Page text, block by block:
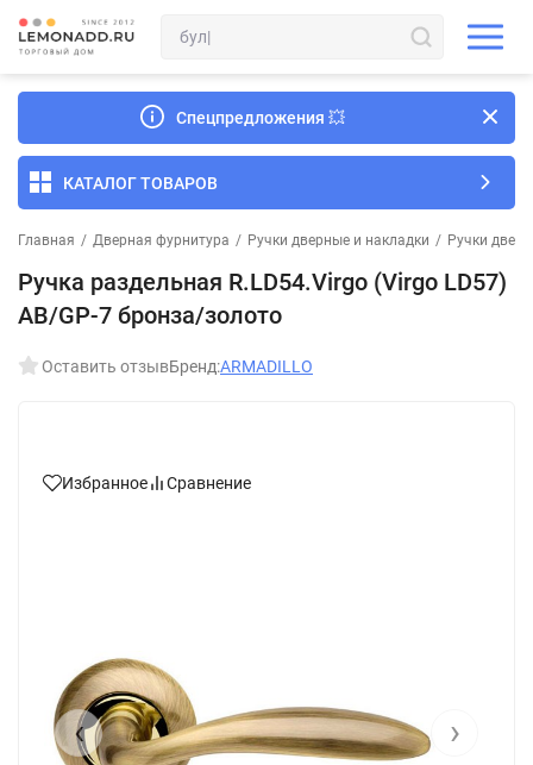
Спецпредложения 💥
КАТАЛОГ ТОВАРОВ
Главная / Дверная фурнитура / Ручки дверные и накладки / Ручки
Ручка раздельная R.LD54.Virgo (Virgo LD57)
AB/GP-7 бронза/золото
Оставить отзывБренд:ARMADILLO
Избранное Сравнение
‹ ›